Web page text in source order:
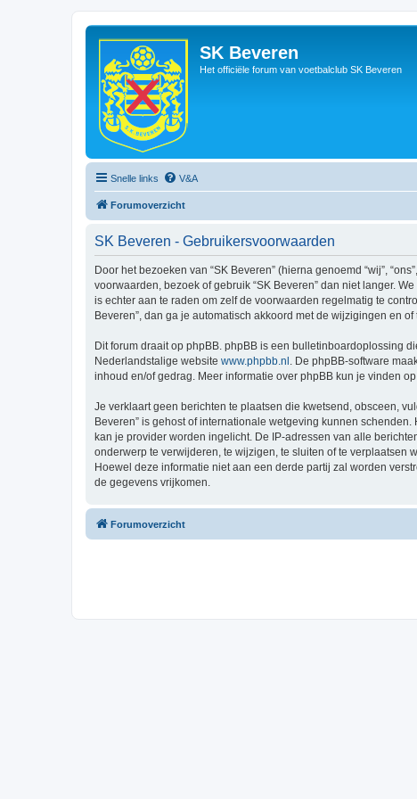
SK Beveren
Het officiële forum van voetbalclub SK Beveren
Snelle links V&A
Forumoverzicht
SK Beveren - Gebruikersvoorwaarden
Door het bezoeken van “SK Beveren” (hierna genoemd “wij”,
voorwaarden, bezoek of gebruik “SK Beveren” dan niet langer.
is echter aan te raden om zelf de voorwaarden regelmatig te
Beveren”, dan ga je automatisch akkoord met de wijzigingen en
Dit forum draait op phpBB. phpBB is een bulletinboardoplossing
Nederlandstalige website www.phpbb.nl . De phpBB-software
inhoud en/of gedrag. Meer informatie over phpBB kun je vinden op
Je verklaart geen berichten te plaatsen die kwetsend, obsceen,
Beveren” is gehost of internationale wetgeving kunnen
kan je provider worden ingelicht. De IP-adressen van alle
onderwerp te verwijderen, te wijzigen, te sluiten of te verplaatsen
Hoewel deze informatie niet aan een derde partij zal worden
de gegevens vrijkomen.
Forumoverzicht